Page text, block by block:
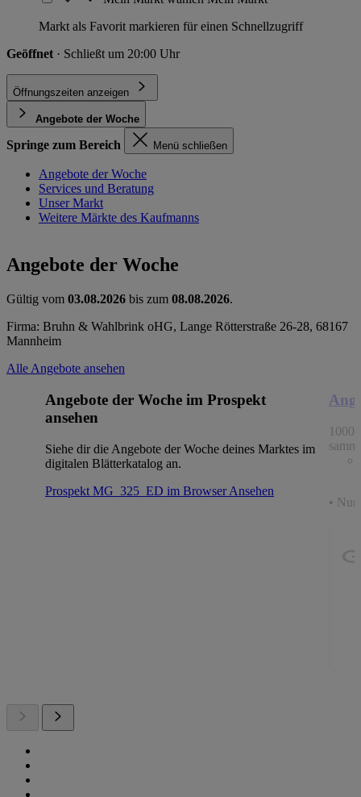
Markt als Favorit markieren für einen Schnellzugriff
Geöffnet · Schließt um 20:00 Uhr
Öffnungszeiten anzeigen
Angebote der Woche
Springe zum Bereich Menü schließen
Angebote der Woche
Services und Beratung
Unser Markt
Weitere Märkte des Kaufmanns
Angebote der Woche
Gültig vom 03.08.2026 bis zum 08.08.2026.
Firma: Bruhn & Wahlbrink oHG, Lange Rötterstraße 26-28, 68167
Mannheim
Alle Angebote ansehen
Angebote der Woche im Prospekt
ansehen
Siehe dir die Angebote der Woche deines Marktes im
digitalen Blätterkatalog an.
Prospekt MG_325_ED im BrowserAnsehen
1000
• Nur